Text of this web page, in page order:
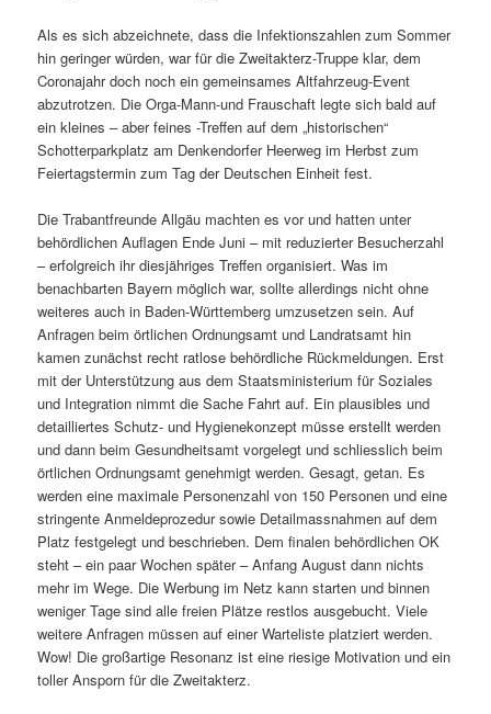
Als es sich abzeichnete, dass die Infektionszahlen zum Sommer
hin geringer würden, war für die Zweitakterz-Truppe klar, dem
Coronajahr doch noch ein gemeinsames Altfahrzeug-Event
abzutrotzen. Die Orga-Mann-und Frauschaft legte sich bald auf
ein kleines – aber feines -Treffen auf dem „historischen“
Schotterparkplatz am Denkendorfer Heerweg im Herbst zum
Feiertagstermin zum Tag der Deutschen Einheit fest.
Die Trabantfreunde Allgäu machten es vor und hatten unter
behördlichen Auflagen Ende Juni – mit reduzierter Besucherzahl
– erfolgreich ihr diesjähriges Treffen organisiert. Was im
benachbarten Bayern möglich war, sollte allerdings nicht ohne
weiteres auch in Baden-Württemberg umzusetzen sein. Auf
Anfragen beim örtlichen Ordnungsamt und Landratsamt hin
kamen zunächst recht ratlose behördliche Rückmeldungen. Erst
mit der Unterstützung aus dem Staatsministerium für Soziales
und Integration nimmt die Sache Fahrt auf. Ein plausibles und
detailliertes Schutz- und Hygienekonzept müsse erstellt werden
und dann beim Gesundheitsamt vorgelegt und schliesslich beim
örtlichen Ordnungsamt genehmigt werden. Gesagt, getan. Es
werden eine maximale Personenzahl von 150 Personen und eine
stringente Anmeldeprozedur sowie Detailmassnahmen auf dem
Platz festgelegt und beschrieben. Dem finalen behördlichen OK
steht – ein paar Wochen später – Anfang August dann nichts
mehr im Wege. Die Werbung im Netz kann starten und binnen
weniger Tage sind alle freien Plätze restlos ausgebucht. Viele
weitere Anfragen müssen auf einer Warteliste platziert werden.
Wow! Die großartige Resonanz ist eine riesige Motivation und ein
toller Ansporn für die Zweitakterz.